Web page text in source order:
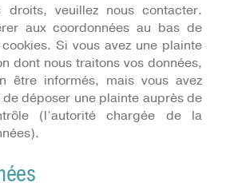
droits, veuillez nous contacter.
aux coordonnées au bas de
Si vous avez une plainte
dont nous traitons vos données,
être informés, mais vous avez
déposer une plainte auprès de
(l’autorité chargée de la